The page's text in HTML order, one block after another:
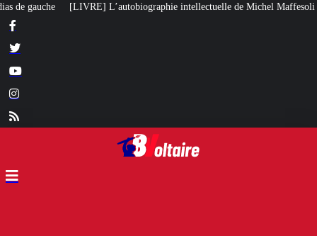
intellectuelle de Michel Maffesoli Pour regagner son influence